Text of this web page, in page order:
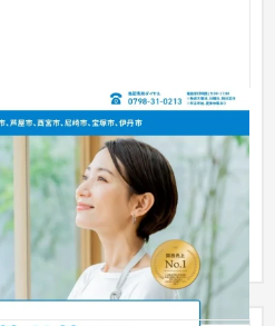
ン・アパレル 51〜100万円
クリーニングのLP 株式会社ノム
業、大阪を中心に奈良、兵庫、京